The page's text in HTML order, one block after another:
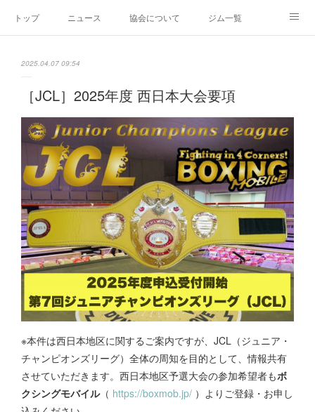
トップ ニュース 協会について ジム一覧
2025.04.07 09:54
［JCL］2025年度 西日本大会要項
※本件は西日本地区に関するご案内ですが、JCL（ジュニア・
チャンピオンズリーグ）全体の周知を目的として、情報共有
させていただきます。西日本地区予選大会の参加希望者もボ
クシングモバイル（ https://boxmob.jp/ ）よりご登録・お申し